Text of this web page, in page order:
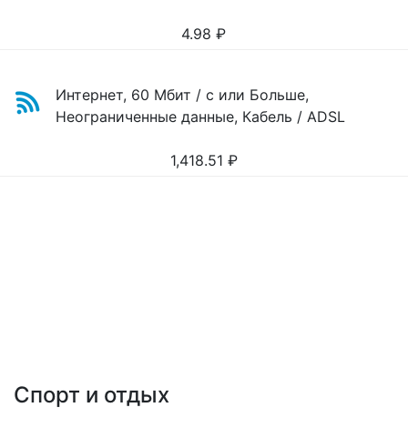
4.98 ₽
Интернет, 60 Мбит / с или Больше,
Неограниченные данные, Кабель / ADSL
1,418.51 ₽
Спорт и отдых